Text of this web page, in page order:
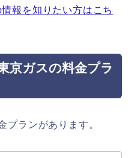
報を知りたい方はこち
京ガスの料金プラ
プランがあります。